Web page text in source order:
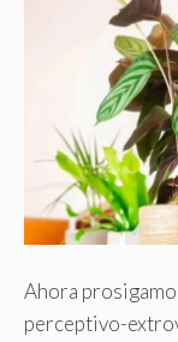
Ahora
perceptivo-